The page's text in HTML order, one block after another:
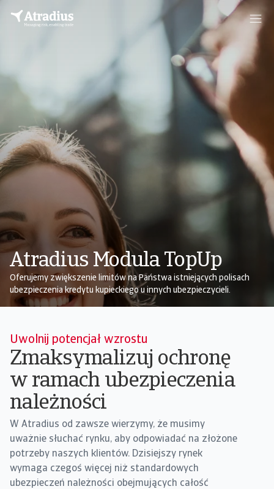
Atradius Modula TopUp
Oferujemy zwiększenie limitów na Państwa istniejących polisach
ubezpieczenia kredytu kupieckiego u innych ubezpieczycieli.
Uwolnij potencjał wzrostu
Zmaksymalizuj ochronę
w ramach ubezpieczenia
należności
W Atradius od zawsze wierzymy, że musimy
uważnie słuchać rynku, aby odpowiadać na złożone
potrzeby naszych klientów. Dzisiejszy rynek
wymaga czegoś więcej niż standardowych
ubezpieczeń należności obejmujących całość